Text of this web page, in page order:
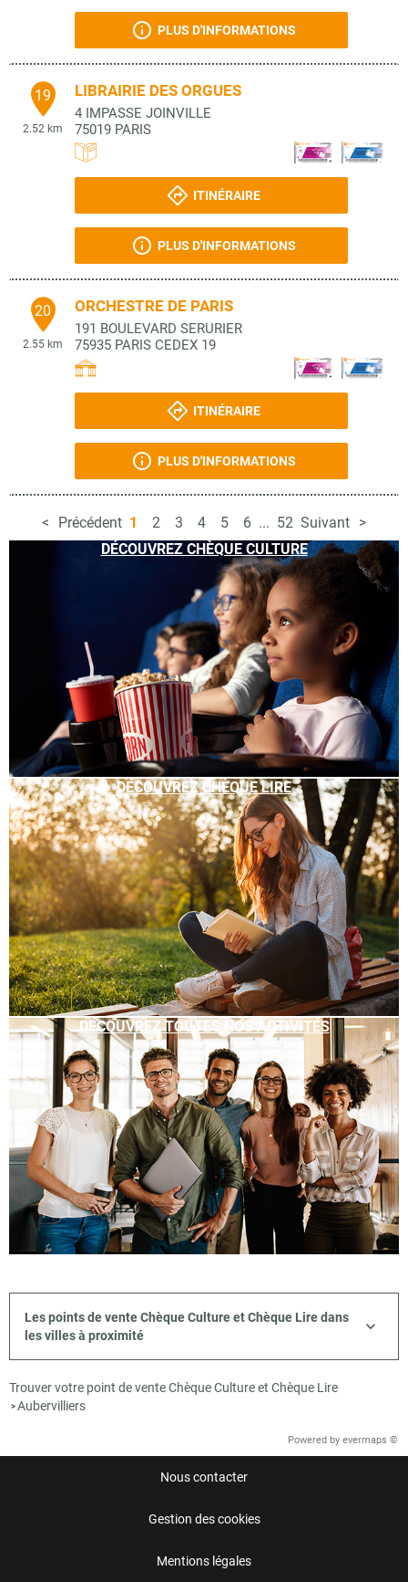
PLUS D'INFORMATIONS
19
2.52 km
LIBRAIRIE DES ORGUES
4 IMPASSE JOINVILLE
75019 PARIS
ITINÉRAIRE
PLUS D'INFORMATIONS
20
2.55 km
ORCHESTRE DE PARIS
191 BOULEVARD SERURIER
75935 PARIS CEDEX 19
ITINÉRAIRE
PLUS D'INFORMATIONS
Précédent 1 2 3 4 5 6 ... 52 Suivant
DÉCOUVREZ CHÈQUE CULTURE
DÉCOUVREZ CHÈQUE LIRE
DÉCOUVREZ TOUTES NOS ACTIVITÉS
Les points de vente Chèque Culture et Chèque Lire dans
les villes à proximité
Trouver votre point de vente Chèque Culture et Chèque Lire
>Aubervilliers
Powered by evermaps ©
Nous contacter
Gestion des cookies
Mentions légales